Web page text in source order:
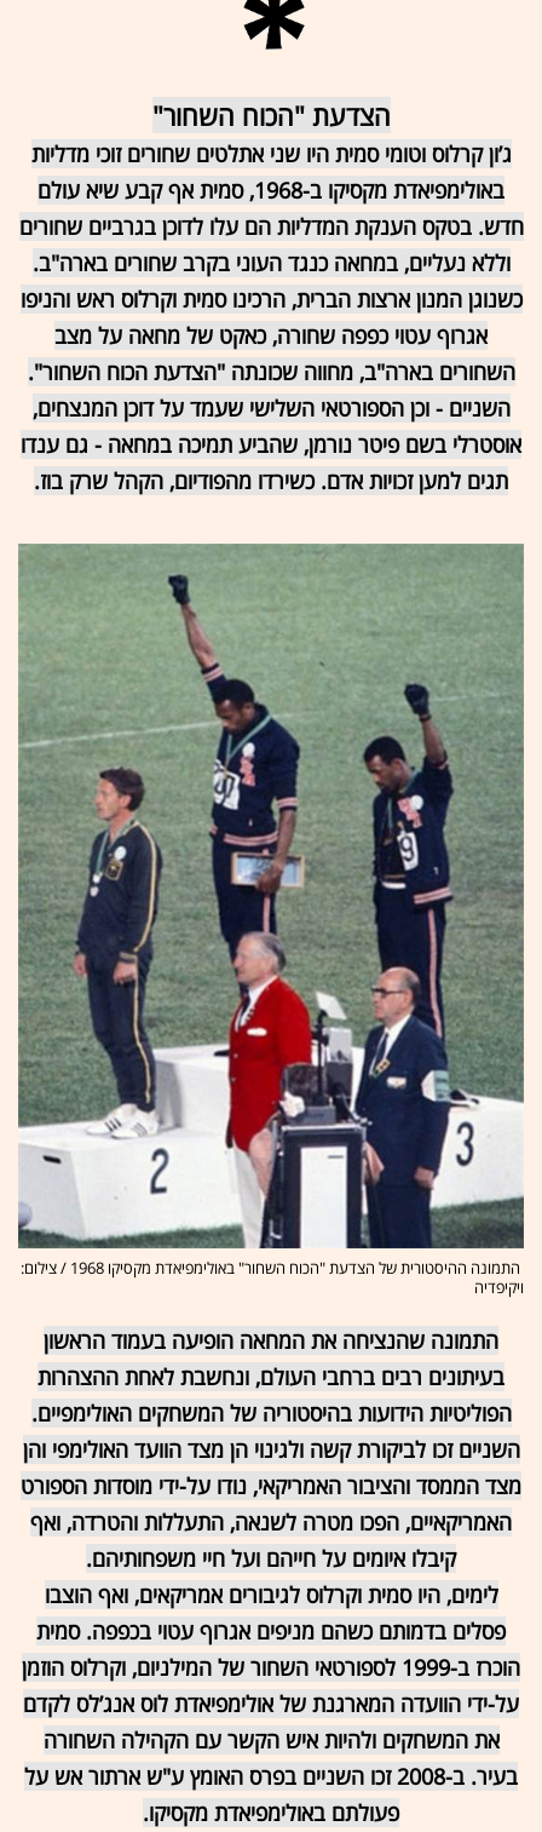
הצדעת "הכוח השחור"
ג’ון קרלוס וטומי סמית היו שני אתלטים שחורים זוכי מדליות
באולימפיאדת מקסיקו ב-1968, סמית אף קבע שיא עולם
חדש. בטקס הענקת המדליות הם עלו לדוכן בגרביים שחורים
וללא נעליים, במחאה כנגד העוני בקרב שחורים בארה"ב.
כשנוגן המנון ארצות הברית, הרכינו סמית וקרלוס ראש והניפו
אגרוף עטוי כפפה שחורה, כאקט של מחאה על מצב
השחורים בארה"ב, מחווה שכונתה "הצדעת הכוח השחור".
השניים - וכן הספורטאי השלישי שעמד על דוכן המנצחים,
אוסטרלי בשם פיטר נורמן, שהביע תמיכה במחאה - גם ענדו
תגים למען זכויות אדם. כשירדו מהפודיום, הקהל שרק בוז.
התמונה ההיסטורית של הצדעת "הכוח השחור" באולימפיאדת מקסיקו 1968 / צילום:
ויקיפדיה
התמונה שהנציחה את המחאה הופיעה בעמוד הראשון
בעיתונים רבים ברחבי העולם, ונחשבת לאחת ההצהרות
הפוליטיות הידועות בהיסטוריה של המשחקים האולימפיים.
השניים זכו לביקורת קשה ולגינוי הן מצד הוועד האולימפי והן
מצד הממסד והציבור האמריקאי, נודו על-ידי מוסדות הספורט
האמריקאיים, הפכו מטרה לשנאה, התעללות והטרדה, ואף
קיבלו איומים על חייהם ועל חיי משפחותיהם.
לימים, היו סמית וקרלוס לגיבורים אמריקאים, ואף הוצבו
פסלים בדמותם כשהם מניפים אגרוף עטוי בכפפה. סמית
הוכרז ב-1999 לספורטאי השחור של המילניום, וקרלוס הוזמן
על-ידי הוועדה המארגנת של אולימפיאדת לוס אנג’לס לקדם
את המשחקים ולהיות איש הקשר עם הקהילה השחורה
בעיר. ב-2008 זכו השניים בפרס האומץ ע"ש ארתור אש על
פעולתם באולימפיאדת מקסיקו.